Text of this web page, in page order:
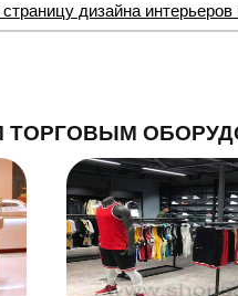
дизайна интерьеров